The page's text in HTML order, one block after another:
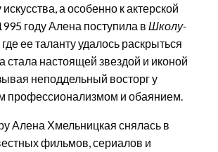
а особенно к актерской
году Алена поступила в Школу-
где ее таланту удалось раскрыться
стала настоящей звездой и иконой
неподдельный восторг у
профессионализмом и обаянием.
Алена Хмельницкая снялась в
фильмов, сериалов и